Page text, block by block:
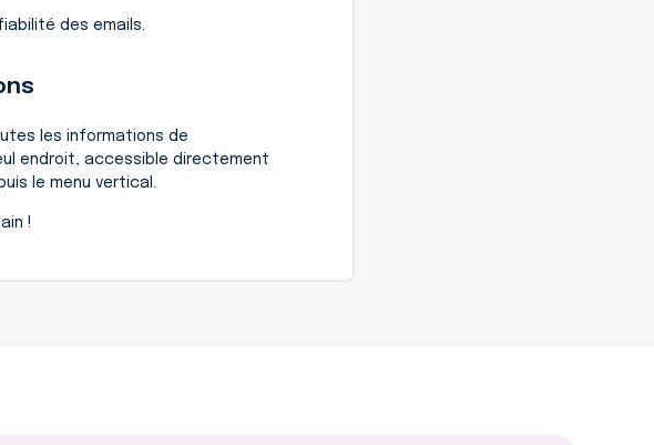
des emails.
les informations de
endroit, accessible directement
le menu vertical.
!